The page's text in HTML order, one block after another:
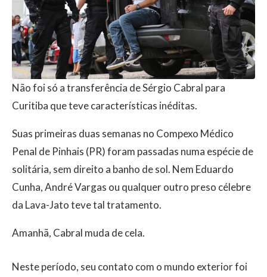
Não foi só a transferência de Sérgio Cabral para
Curitiba que teve características inéditas.
Suas primeiras duas semanas no Compexo Médico
Penal de Pinhais (PR) foram passadas numa espécie de
solitária, sem direito a banho de sol. Nem Eduardo
Cunha, André Vargas ou qualquer outro preso célebre
da Lava-Jato teve tal tratamento.
Amanhã, Cabral muda de cela.
Neste período, seu contato com o mundo exterior foi